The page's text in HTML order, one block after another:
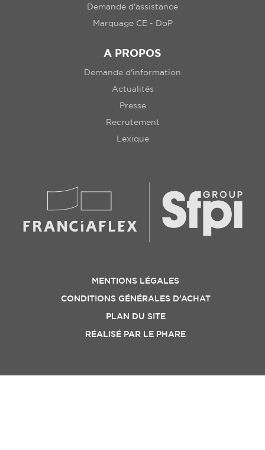
Demande d'assistance
Marquage CE - DoP
A PROPOS
Demande d'information
Actualités
Presse
Recrutement
Lexique
MENTIONS LÉGALES
CONDITIONS GÉNÉRALES D’ACHAT
PLAN DU SITE
RÉALISÉ PAR LE PHARE